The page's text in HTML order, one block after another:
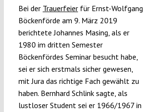
Bei der Trauerfeierfür Ernst-Wolfgang
Böckenförde am 9. März 2019
berichtete Johannes Masing, als er
1980 im dritten Semester
Böckenfördes Seminar besucht habe,
sei er sich erstmals sicher gewesen,
mit Jura das richtige Fach gewählt zu
haben. Bernhard Schlink sagte, als
lustloser Student sei er 1966/1967 in